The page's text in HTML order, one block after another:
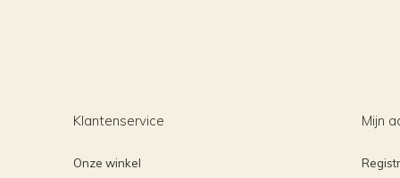
Klantenservice
Onze winkel
Mijn